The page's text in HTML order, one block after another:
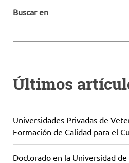
Buscar en
Últimos
Universidades Privadas de
Formación de Calidad para el
Doctorado en la Universidad de